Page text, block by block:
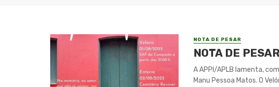
NOTA DE PESAR
NOTA DE
A APPI/APLB lamenta,
Manu Pessoa Matos. O